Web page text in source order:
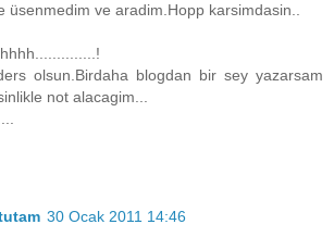
üsenmedim ve aradim.Hopp karsimdasin..
olsun.Birdaha blogdan bir sey yazarsam
not alacagim...
30 Ocak 2011 14:46